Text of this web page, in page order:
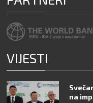
VIJESTI
na